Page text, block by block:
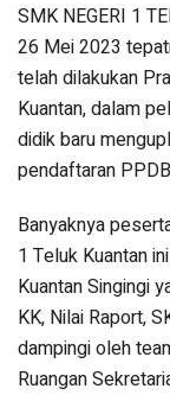
SMK NEGERI 1
26 Mei 2023
telah dilakukan
Kuantan, dalam
didik baru
pendaftaran
Banyaknya
1 Teluk Kuantan
Kuantan Singingi
KK, Nilai Raport,
dampingi oleh
Ruangan